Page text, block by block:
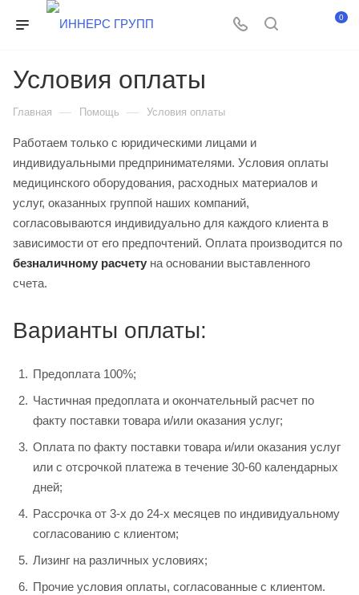
0
Условия оплаты
Главная — Помощь — Условия оплаты
Работаем только с юридическими лицами и
индивидуальными предпринимателями. Условия оплаты
медицинского оборудования, расходных материалов и
услуг, оказанных группой наших компаний,
согласовываются индивидуально для каждого клиента в
зависимости от его предпочтений. Оплата производится по
безналичному расчету на основании выставленного
счета.
Варианты оплаты:
Предоплата 100%;
Частичная предоплата и окончательный расчет по
факту поставки товара и/или оказания услуг;
Оплата по факту поставки товара и/или оказания услуг
или с отсрочкой платежа в течение 30-60 календарных
дней;
Рассрочка от 3-х до 24-х месяцев по индивидуальному
согласованию с клиентом;
Лизинг на различных условиях;
Прочие условия оплаты, согласованные с клиентом.